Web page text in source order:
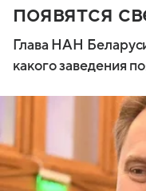
появятся
Глава НАН
какого заведения